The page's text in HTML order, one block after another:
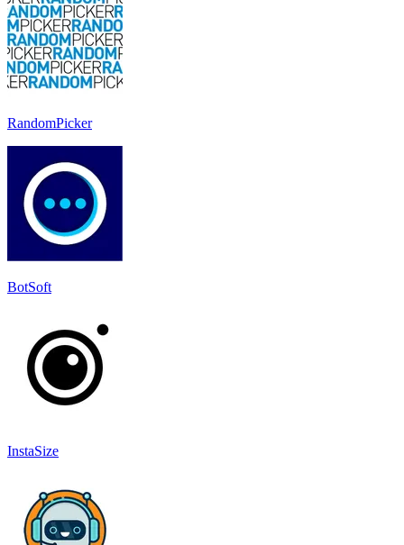
RandomPicker
BotSoft
InstaSize